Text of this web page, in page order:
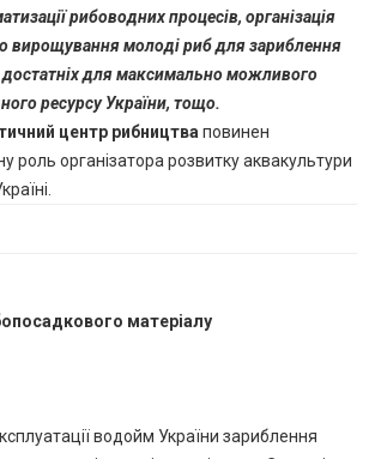
рибоводних процесів, організація
вирощування молоді риб для зариблення
для максимально можливого
ресурсу України, тощо.
центр рибництва повинен
роль організатора розвитку аквакультури
матеріалу
водойм України зариблення